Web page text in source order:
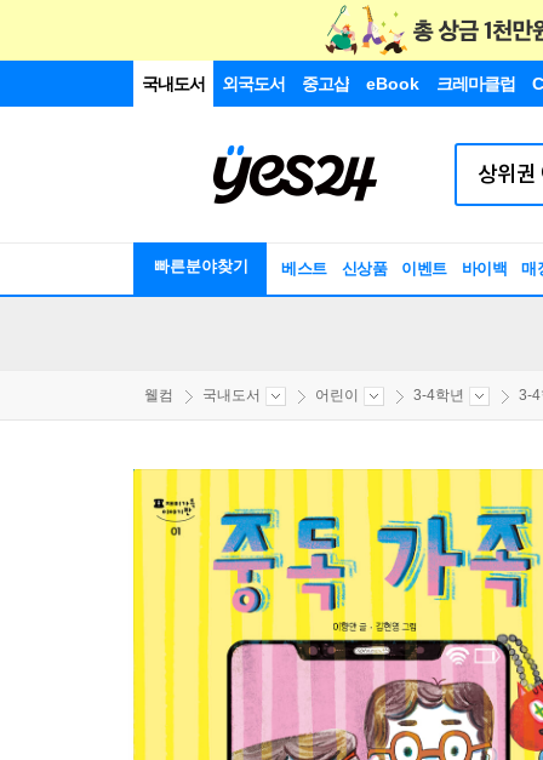
국내도서 외국도서 중고샵 eBook 크레마클럽
빠른분야찾기 베스트 신상품 이벤트 바이백 매
웰컴 국내도서 어린이 3-4학년 3-4